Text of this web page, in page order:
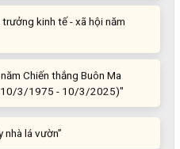
kinh tế - xã hội năm
Chiến thắng Buôn Ma
3/1975 - 10/3/2025)"
lá vườn”